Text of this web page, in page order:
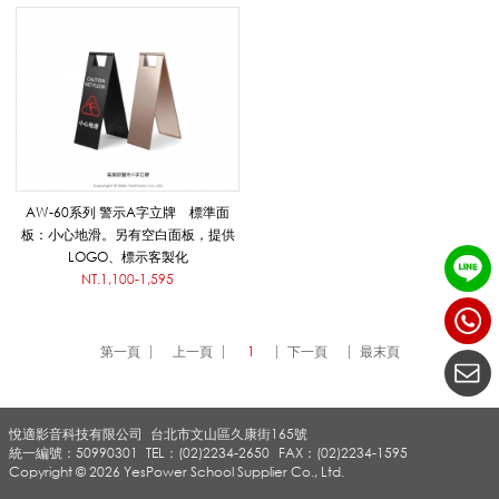
車
_
AW-60系列 警示A字立牌 標準面
板：小心地滑。另有空白面板，提供
LOGO、標示客製化
NT.1,100-1,595
第一頁 上一頁 1 下一頁 最末頁
悅適影音科技有限公司
TEL：(02)2234-2650 FAX：(02)2234-1595
台北市文山區久康街165號
統一編號：50990301
Copyright © 2026 YesPower School Supplier Co., Ltd.